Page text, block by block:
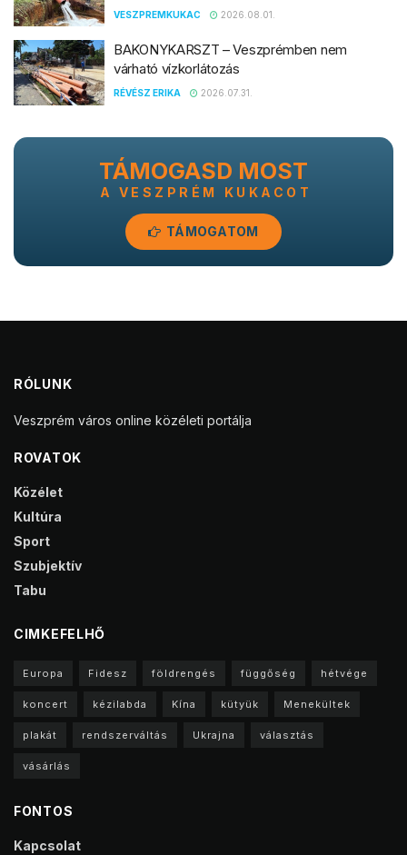
VESZPREMKUKAC 2026.08.01.
BAKONYKARSZT – Veszprémben nem
várható vízkorlátozás
RÉVÉSZ ERIKA 2026.07.31.
TÁMOGASD MOST
A VESZPRÉM KUKACOT
TÁMOGATOM
RÓLUNK
Veszprém város online közéleti portálja
ROVATOK
Közélet
Kultúra
Sport
Szubjektív
Tabu
CIMKEFELHŐ
Europa Fidesz földrengés függőség hétvége
koncert kézilabda Kína kütyük Menekültek
plakát rendszerváltás Ukrajna választás
vásárlás
FONTOS
Kapcsolat